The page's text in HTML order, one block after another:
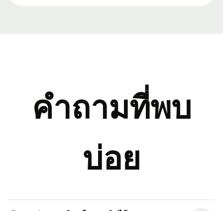
คำถามที่พบ
บ่อย